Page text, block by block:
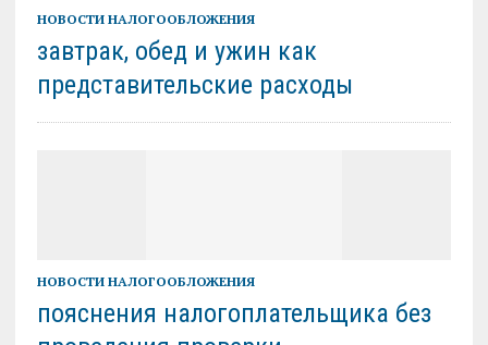
НОВОСТИ НАЛОГООБЛОЖЕНИЯ
завтрак, обед и ужин как
представительские расходы
НОВОСТИ НАЛОГООБЛОЖЕНИЯ
пояснения налогоплательщика без